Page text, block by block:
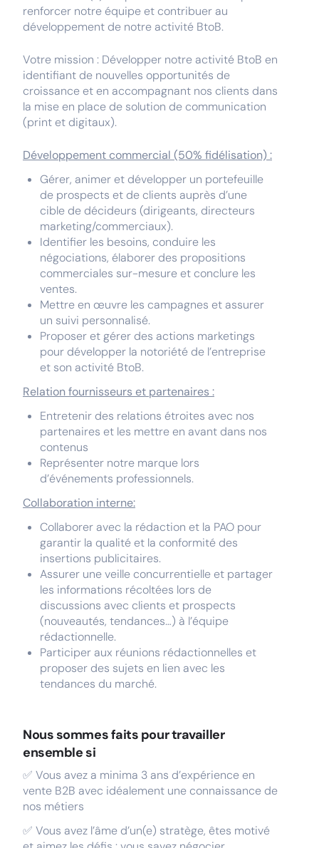
renforcer notre équipe et contribuer au
développement de notre activité BtoB.
Votre mission : Développer notre activité BtoB en
identifiant de nouvelles opportunités de
croissance et en accompagnant nos clients dans
la mise en place de solution de communication
(print et digitaux).
Développement commercial (50% fidélisation) :
Gérer, animer et développer un portefeuille
de prospects et de clients auprès d’une
cible de décideurs (dirigeants, directeurs
marketing/commerciaux).
Identifier les besoins, conduire les
négociations, élaborer des propositions
commerciales sur-mesure et conclure les
ventes.
Mettre en œuvre les campagnes et assurer
un suivi personnalisé.
Proposer et gérer des actions marketings
pour développer la notoriété de l’entreprise
et son activité BtoB.
Relation fournisseurs et partenaires :
Entretenir des relations étroites avec nos
partenaires et les mettre en avant dans nos
contenus
Représenter notre marque lors
d’événements professionnels.
Collaboration interne:
Collaborer avec la rédaction et la PAO pour
garantir la qualité et la conformité des
insertions publicitaires.
Assurer une veille concurrentielle et partager
les informations récoltées lors de
discussions avec clients et prospects
(nouveautés, tendances…) à l’équipe
rédactionnelle.
Participer aux réunions rédactionnelles et
proposer des sujets en lien avec les
tendances du marché.
Nous sommes faits pour travailler
ensemble si
✅ Vous avez a minima 3 ans d’expérience en
vente B2B avec idéalement une connaissance de
nos métiers
✅ Vous avez l’âme d’un(e) stratège, êtes motivé